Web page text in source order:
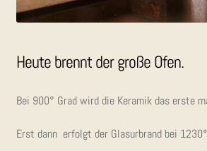
Heu­te brennt der gro­ße Ofen.
Bei 900° Grad wird die Kera­mik das ers­te
Erst dann erfolgt der Gla­sur­brand bei